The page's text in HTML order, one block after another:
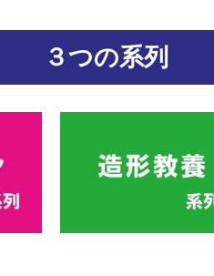
３つの系列